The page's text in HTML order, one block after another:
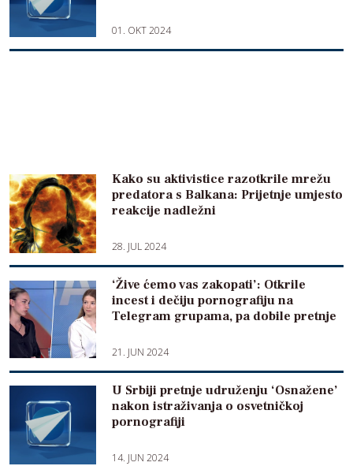
01. OKT 2024
Kako su aktivistice razotkrile mrežu
predatora s Balkana: Prijetnje umjesto
reakcije nadležni
28. JUL 2024
‘Žive ćemo vas zakopati’: Otkrile
incest i dečiju pornografiju na
Telegram grupama, pa dobile pretnje
21. JUN 2024
U Srbiji pretnje udruženju ‘Osnažene’
nakon istraživanja o osvetničkoj
pornografiji
14. JUN 2024